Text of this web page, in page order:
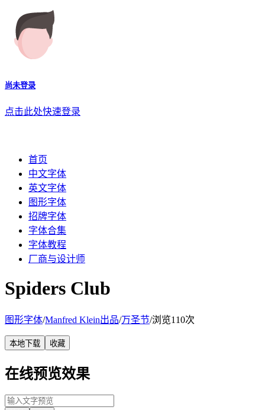
尚未登录
点击此处快速登录
首页
中文字体
英文字体
图形字体
招牌字体
字体合集
字体教程
厂商与设计师
Spiders Club
图形字体/Manfred Klein出品/万圣节/浏览110次
本地下载 收藏
在线预览效果